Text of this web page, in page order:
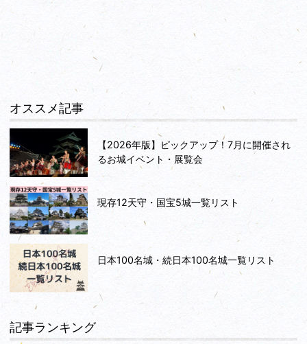
西門以外の3ヶ所の城門は発掘調査の結果を受けて整
備されており、礎石など加工の跡もよくわかります。
こそが正門ではないかという説があります。
見所満載の鬼ノ城、スミマセン…まだ続きますm(_
_)m
ちなみに、城の守護神は妙玄寺に祀られたあと、後に
最上稲荷妙教寺の妙見堂に祀られているそうです。
そしてその自刃の地すぐ南に『ごうやぶ』と呼ばれる
一角があります。
追って差し違えた場所といいます。ここでも壮絶なエ
ピソードが…。
そして最上稲荷の大鳥居方面にマイカーを走らせ、い
よいよ蛙ヶ鼻の築堤跡へ。
築堤の規模などについては諸説あるようですが、僅か
12日間で高さ約6mの堤防を築き上げ、足守川をせき
止めて高松城を見る見るうちに孤立化させたのです
ね。
堤防は現在ごく一部が残るだけですが、発掘調査によ
ると、土俵を積んで木杭で固定工法であったことが判
明しております。土俵だと版築とか土を直接積み上げ
るとかよりはるかに早く高く積めます。尚且つ、現代
の土嚢と同じくしっかり隙間なく積めてさえいれば決
壊しにくい。よく考えられてますね。
秀吉といえば水攻めは代名詞みたいに語られています
が、実は水攻めの成功例は世界的に見てもあまり無い
オススメ記事
【2026年版】ピックアップ！7月に開催され
るお城イベント・展覧会
現存12天守・国宝5城一覧リスト
日本100名城・続日本100名城一覧リスト
記事ランキング